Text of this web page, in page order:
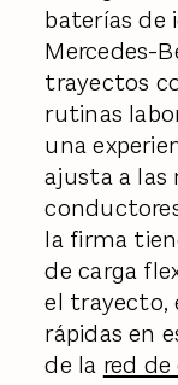
baterías de
Mercedes-
trayectos
rutinas
una
ajusta a las
la firma
de carga
el trayecto,
rápidas en
de la red